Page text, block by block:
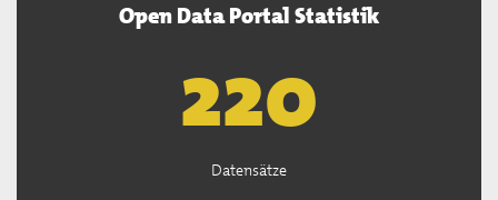
Open Data Portal Statistik
221
Datensätze